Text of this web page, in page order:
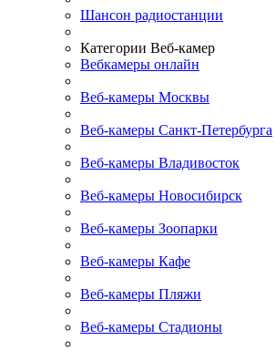
Шансон радиостанции
Категории Веб-камер
Вебкамеры онлайн
Веб-камеры Москвы
Веб-камеры Санкт-Петербурга
Веб-камеры Владивосток
Веб-камеры Новосибирск
Веб-камеры Зоопарки
Веб-камеры Кафе
Веб-камеры Пляжи
Веб-камеры Стадионы